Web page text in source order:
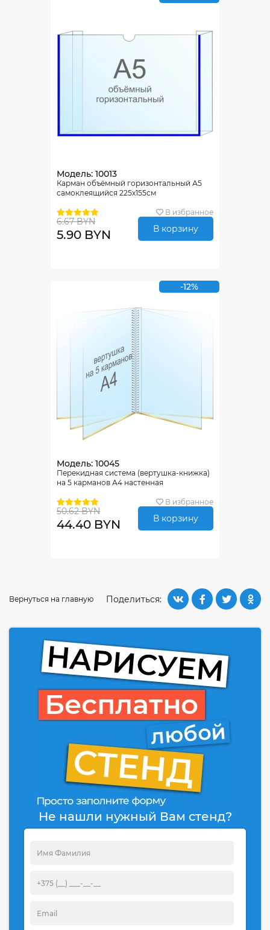
Модель: 10013
Карман объёмный горизонтальный А5
самоклеящийся 225х155см
В избранное
6.67 BYN
5.90 BYN В корзину
-12%
Модель: 10045
Перекидная система (вертушка-книжка)
на 5 карманов А4 настенная
В избранное
50.62 BYN
44.40 BYN В корзину
Поделиться:
Вернуться на главную
Не нашли нужный Вам стенд?